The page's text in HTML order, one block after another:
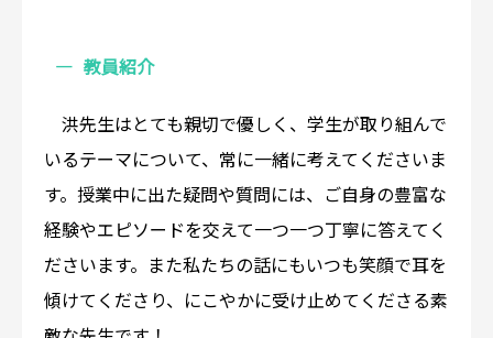
教員紹介
洪先生はとても親切で優しく、学生が取り組んで
いるテーマについて、常に一緒に考えてくださいま
す。授業中に出た疑問や質問には、ご自身の豊富な
経験やエピソードを交えて一つ一つ丁寧に答えてく
ださいます。また私たちの話にもいつも笑顔で耳を
傾けてくださり、にこやかに受け止めてくださる素